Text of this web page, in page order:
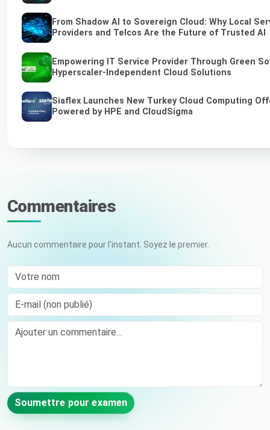
From Shadow AI to Sovereign Cloud: Why Local
Providers and Telcos Are the Future of Trusted AI
Empowering IT Service Provider Through Green
Hyperscaler-Independent Cloud Solutions
Siaflex Launches New Turkey Cloud Computing
Powered by HPE and CloudSigma
Commentaires
Aucun commentaire pour l'instant. Soyez le premier.
Votre nom
E-mail (non publié)
Comment
Soumettre pour examen